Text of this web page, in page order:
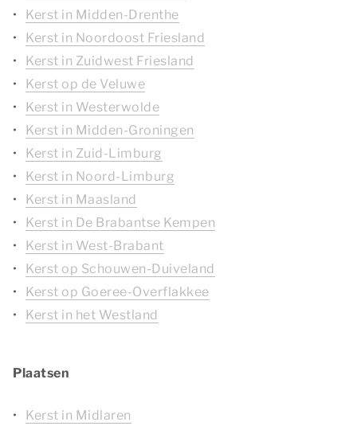
Kerst in Midden-Drenthe
Kerst in Noordoost Friesland
Kerst in Zuidwest Friesland
Kerst op de Veluwe
Kerst in Westerwolde
Kerst in Midden-Groningen
Kerst in Zuid-Limburg
Kerst in Noord-Limburg
Kerst in Maasland
Kerst in De Brabantse Kempen
Kerst in West-Brabant
Kerst op Schouwen-Duiveland
Kerst op Goeree-Overflakkee
Kerst in het Westland
Plaatsen
Kerst in Midlaren